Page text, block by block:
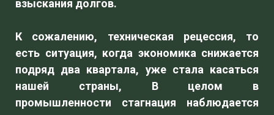
взыскания долгов.
К сожалению, техническая рецессия, то
есть ситуация, когда экономика снижается
подряд два квартала, уже стала касаться
нашей страны, В целом в
промышленности стагнация наблюдается